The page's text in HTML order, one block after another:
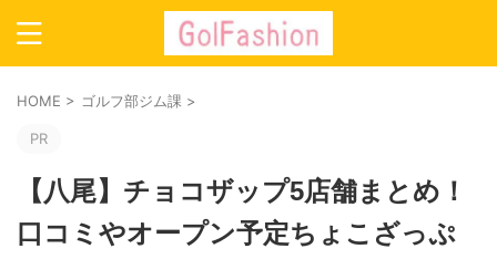
HOME > ゴルフ部ジム課 >
PR
【八尾】チョコザップ5店舗まとめ！
口コミやオープン予定ちょこざっぷ